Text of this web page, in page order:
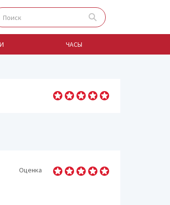
ЧАСЫ
Оценка
Автозапчасти
Грузовые